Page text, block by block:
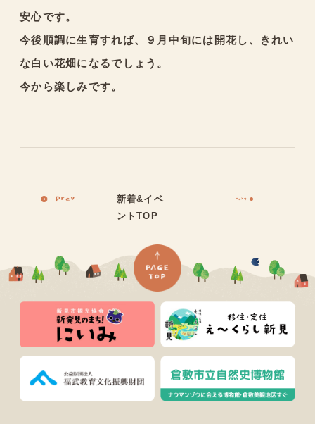
安心です。
今後順調に生育すれば、９月中旬には開花し、きれい
な白い花畑になるでしょう。
今から楽しみです。
新着&イベ
ントTOP